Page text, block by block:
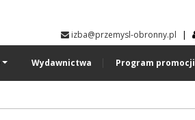
izba@przemysl-obronny.pl |
Wydawnictwa Program promocji